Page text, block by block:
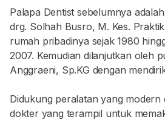
Palapa Dentist sebelumnya
drg. Solhah Busro, M. Kes.
rumah pribadinya sejak 1980
2007. Kemudian dilanjutkan oleh
Anggraeni, Sp.KG dengan
Didukung peralatan yang modern
dokter yang terampil untuk